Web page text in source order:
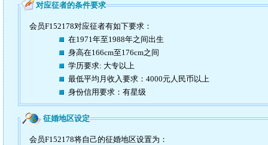
对应征者的条件要求
会员F152178对应征者有如下要求：
在1971年至1988年之间出生
身高在166cm至176cm之间
学历要求: 大专以上
最低平均月收入要求：4000元人民币以上
身份信用要求：有星级
征婚地区设定
会员F152178将自己的征婚地区设置为：